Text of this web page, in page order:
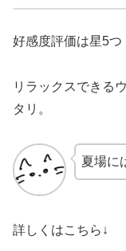
好感度評価は星5つ
リラックスできる
タリ。
夏場に
詳しくはこちら↓